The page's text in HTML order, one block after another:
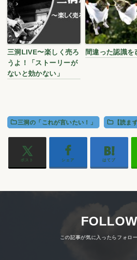
三洞LIVE〜楽しく売ろ
うよ！「ストーリーが
ないと効かない」
間違った認識を
三洞の「これが言いたい！」 【読ま
ポスト シェア はてブ
FOLLOW